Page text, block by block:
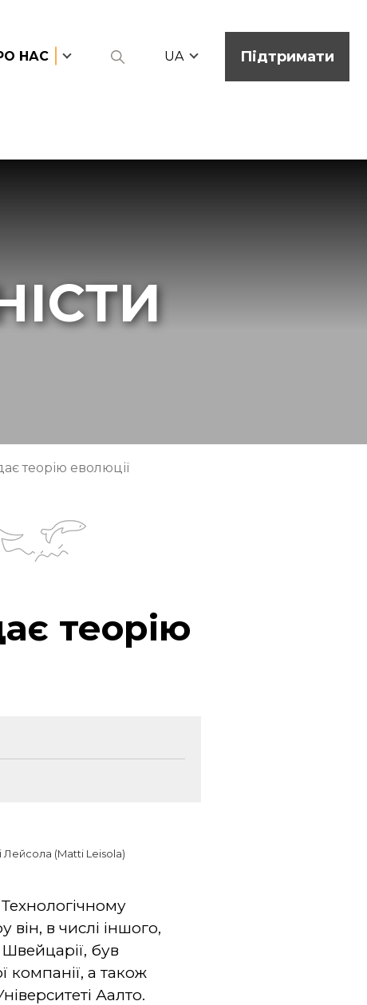
НАС UA Підтримати
теорію еволюції
теорію
Лейсола (Matti Leisola)
він, в числі іншого,
був
компанії, а також
Аалто.